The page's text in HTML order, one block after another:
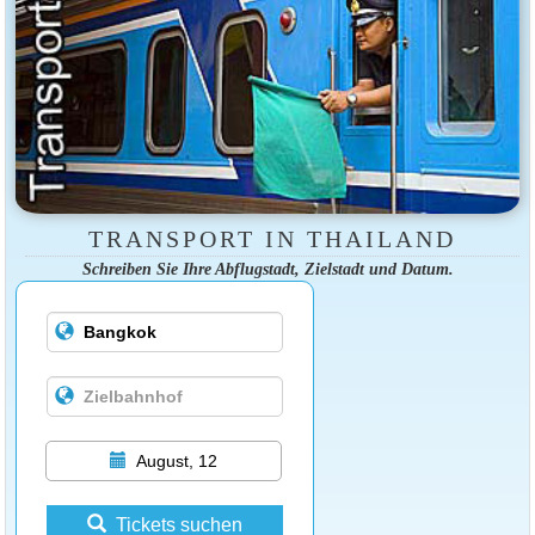
TRANSPORT IN THAILAND
Schreiben Sie Ihre Abflugstadt, Zielstadt und Datum.
August, 12
Tickets suchen